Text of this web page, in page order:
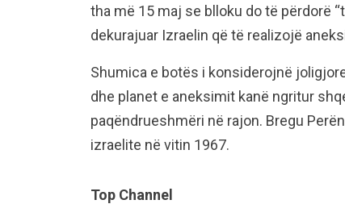
tha më 15 maj se blloku do të përdorë
dekurajuar Izraelin që të realizojë
Shumica e botës i konsiderojnë
dhe planet e aneksimit kanë ngritur
paqëndrueshmëri në rajon. Bregu
izraelite në vitin 1967.
Top Channel